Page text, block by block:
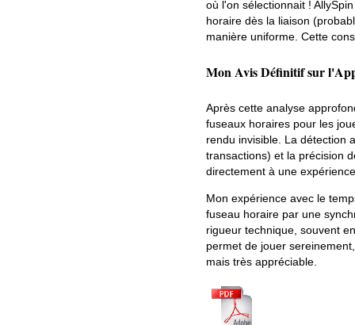
où l'on sélectionnait !
horaire dès la liaison
manière uniforme. Cette
Mon Avis Définitif sur
Après cette analyse
fuseaux horaires pour les
rendu invisible. La détection
transactions) et la précision
directement à une
Mon expérience avec le
fuseau horaire par une
rigueur technique, souvent
permet de jouer
mais très appréciable.